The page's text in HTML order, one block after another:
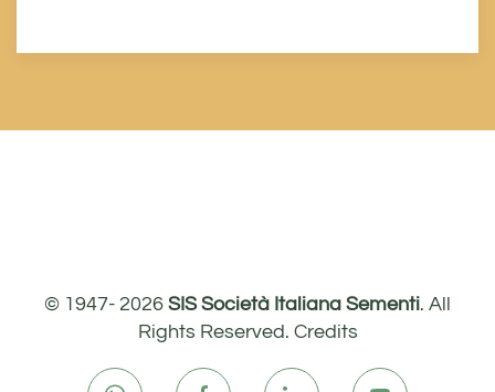
© 1947- 2026 SIS Società Italiana Sementi. All
Rights Reserved. Credits